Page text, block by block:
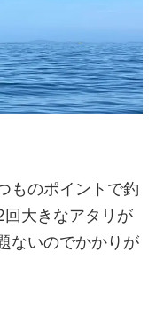
ものポイントで釣
回大きなアタリが
ないのでかかりが